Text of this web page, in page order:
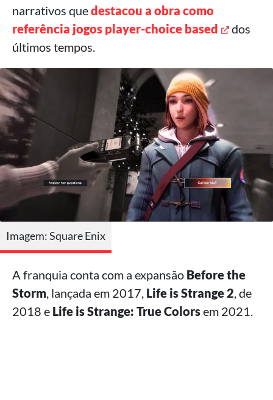
narrativos quedestacou a obra como
referência jogos player-choice based
dos
últimos tempos.
Imagem: Square Enix
A franquia conta com a expansão Before the
Storm , lançada em 2017, Life is Strange 2 , de
2018 e Life is Strange: True Colorsem 2021.